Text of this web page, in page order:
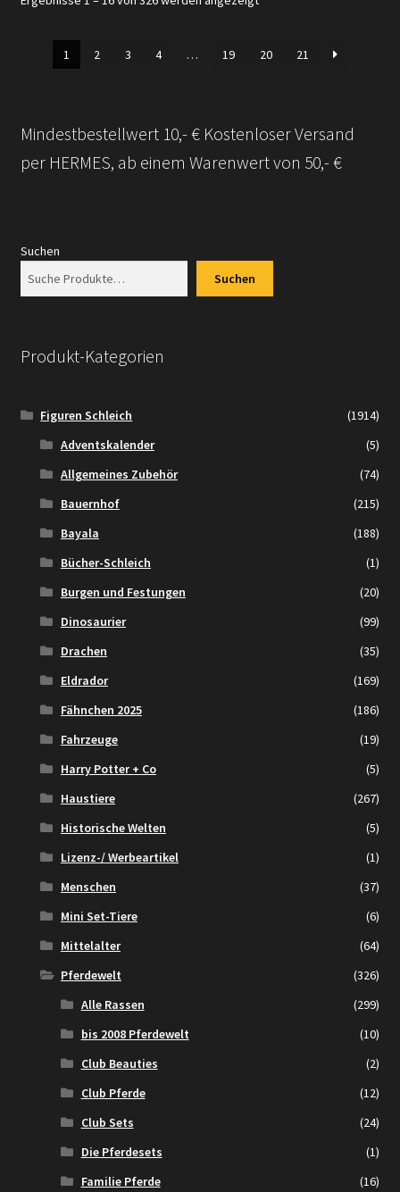
1
2 3 4 … 19 20 21
Mindestbestellwert 10,- € Kostenloser Versand
per HERMES, ab einem Warenwert von 50,- €
Suchen
Suchen
Produkt-Kategorien
Figuren Schleich
(1914)
Adventskalender
(5)
Allgemeines Zubehör
(74)
Bauernhof
(215)
Bayala
(188)
Bücher-Schleich
(1)
Burgen und Festungen
(20)
Dinosaurier
(99)
Drachen
(35)
Eldrador
(169)
Fähnchen 2025
(186)
Fahrzeuge
(19)
Harry Potter + Co
(5)
Haustiere
(267)
Historische Welten
(5)
Lizenz-/ Werbeartikel
(1)
Menschen
(37)
Mini Set-Tiere
(6)
Mittelalter
(64)
Pferdewelt
(326)
Alle Rassen
(299)
bis 2008 Pferdewelt
(10)
Club Beauties
(2)
Club Pferde
(12)
Club Sets
(24)
Die Pferdesets
(1)
Familie Pferde
(16)